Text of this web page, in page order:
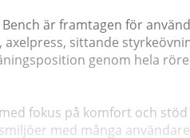
är framtagen för
axelpress, sittande
genom hela
fokus på komfort och
med många